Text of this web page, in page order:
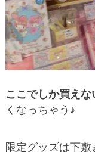
ここでしか買え
くなっちゃう♪
限定グッズは下